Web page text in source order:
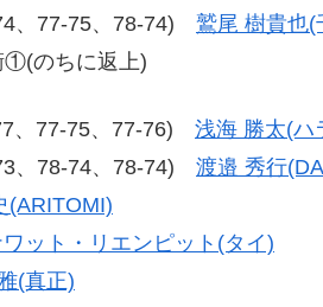
、77-75、78-74) 鷲尾 樹貴也(
①(のちに返上)
、77-75、77-76) 浅海 勝太(ハ
、78-74、78-74) 渡邉 秀行
(ARITOMI)
ワット・リエンピット(タイ)
(真正)